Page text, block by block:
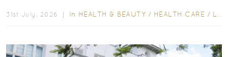
31st July, 2026 ｜ In HEALTH & BEAUTY / HEALTH CARE / LIFESTYLE